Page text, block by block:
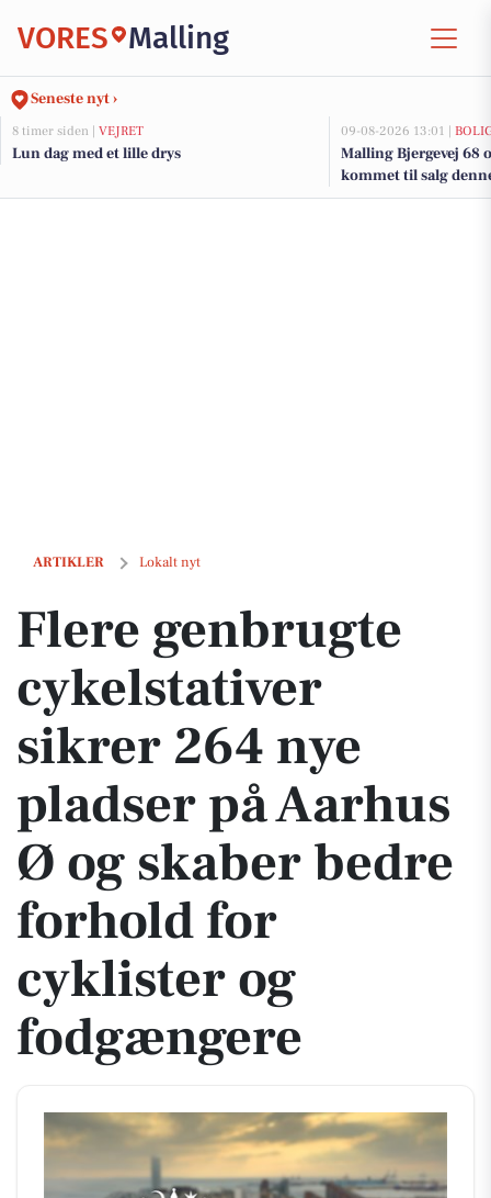
VORES Malling
Seneste nyt ›
8 timer siden | VEJRET
Lun dag med et lille drys
09-08-2026 13:01 |
Malling Bjergevej 68
kommet til salg
boligerne her.
ARTIKLER Lokalt nyt
Flere genbrugte cykelstativer sikrer 264 nye pladser på Aarhus Ø
Flere genbrugte
cykelstativer
sikrer 264 nye
pladser på Aarhus
Ø og skaber bedre
forhold for
cyklister og
fodgængere